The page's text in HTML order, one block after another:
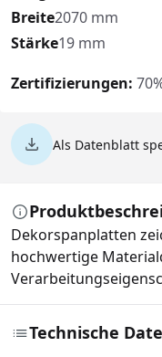
Breite2070 mm
Stärke19 mm
Zertifizierungen:
Als Datenblatt
Dekorspanplatten
hochwertige
Technische